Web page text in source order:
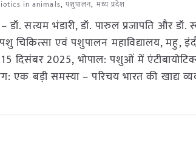
in animals, पशुपालन, मध्य प्रदेश
सत्यम भंडारी, डॉ. पारुल प्रजापति और डॉ.
चिकित्सा एवं पशुपालन महाविद्यालय, महु,
15 दिसंबर 2025, भोपाल: पशुओं में
एक बड़ी समस्या – परिचय भारत की खाद्य